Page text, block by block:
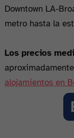
Downtown LA-
metro hasta la
Los precios
alojamientos en